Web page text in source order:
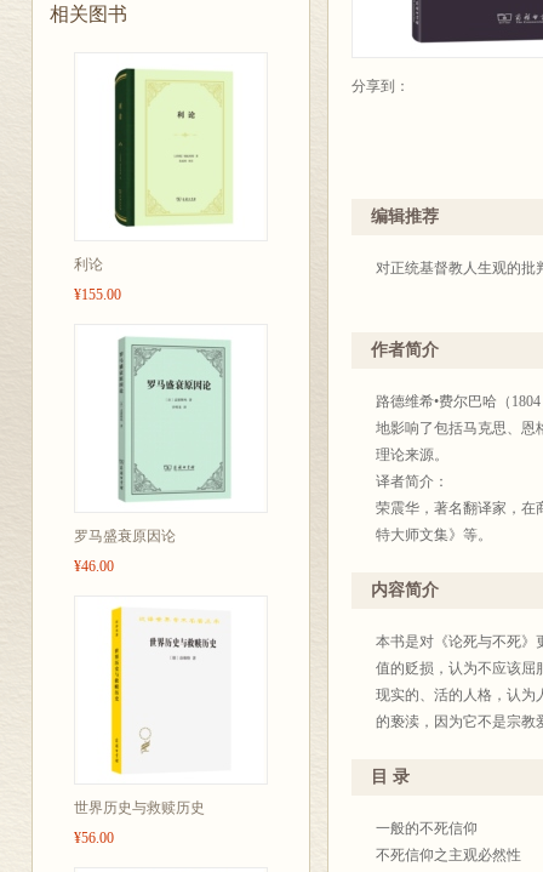
相关图书
利论
¥155.00
罗马盛衰原因论
¥46.00
世界历史与救赎历史
¥56.00
分享到：
编辑推荐
对正统基督教人生观的批
作者简介
路德维希•费尔巴哈（
地影响了包括马克思、恩
理论来源。
译者简介：
荣震华，著名翻译家，在
特大师文集》等。
内容简介
本书是对《论死与不死》
值的贬损，认为不应该屈
现实的、活的人格，认为
的亵渎，因为它不是宗教
目 录
一般的不死信仰
不死信仰之主观必然性